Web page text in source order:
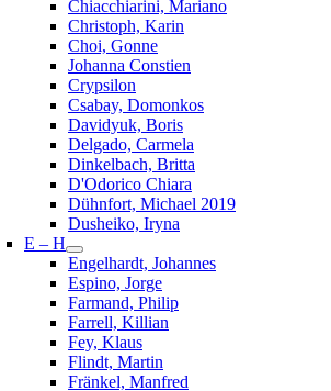
Chiacchiarini, Mariano
Christoph, Karin
Choi, Gonne
Johanna Constien
Crypsilon
Csabay, Domonkos
Davidyuk, Boris
Delgado, Carmela
Dinkelbach, Britta
D'Odorico Chiara
Dühnfort, Michael 2019
Dusheiko, Iryna
E – H
Engelhardt, Johannes
Espino, Jorge
Farmand, Philip
Farrell, Killian
Fey, Klaus
Flindt, Martin
Fränkel, Manfred